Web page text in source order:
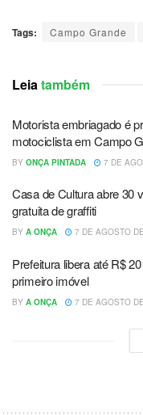
Tags: Campo Grande
Leia também
Motorista embriagado é
motociclista em Campo
BY ONÇA PINTADA 7 DE
Casa de Cultura abre 30
gratuita de graffiti
BY A ONÇA 7 DE AGOSTO
Prefeitura libera até R$
primeiro imóvel
BY A ONÇA 7 DE AGOSTO